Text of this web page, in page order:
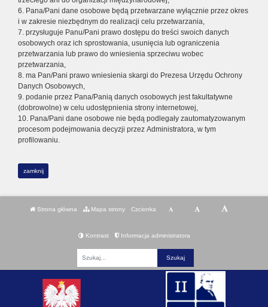
6. Pana/Pani dane osobowe będą przetwarzane wyłącznie przez okres
i w zakresie niezbędnym do realizacji celu przetwarzania,
7. przysługuje Panu/Pani prawo dostępu do treści swoich danych
osobowych oraz ich sprostowania, usunięcia lub ograniczenia
przetwarzania lub prawo do wniesienia sprzeciwu wobec
przetwarzania,
8. ma Pan/Pani prawo wniesienia skargi do Prezesa Urzędu Ochrony
Danych Osobowych,
9. podanie przez Pana/Panią danych osobowych jest fakultatywne
(dobrowolne) w celu udostępnienia strony internetowej,
10. Pana/Pani dane osobowe nie będą podlegały zautomatyzowanym
procesom podejmowania decyzji przez Administratora, w tym
profilowaniu.
zamknij
Strona główna Mapa strony Czcionka
Kontrast Informacja administratora